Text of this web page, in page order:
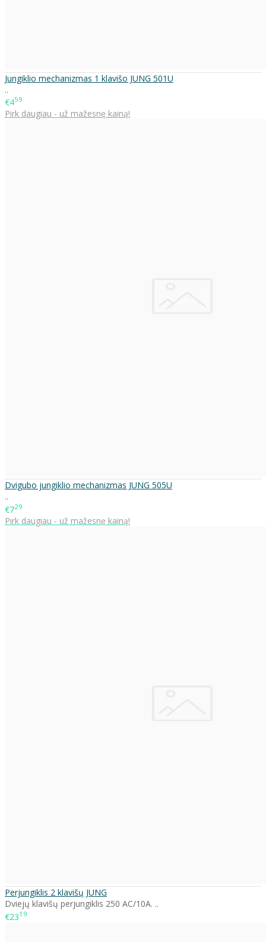
Jungiklio mechanizmas 1 klavišo JUNG 501U
..
€459
Pirk daugiau - už mažesnę kainą!
Dvigubo jungiklio mechanizmas JUNG 505U
..
€729
Pirk daugiau - už mažesnę kainą!
Perjungiklis 2 klavišų JUNG
Dviejų klavišų perjungiklis 250 AC/10A. ..
€2319